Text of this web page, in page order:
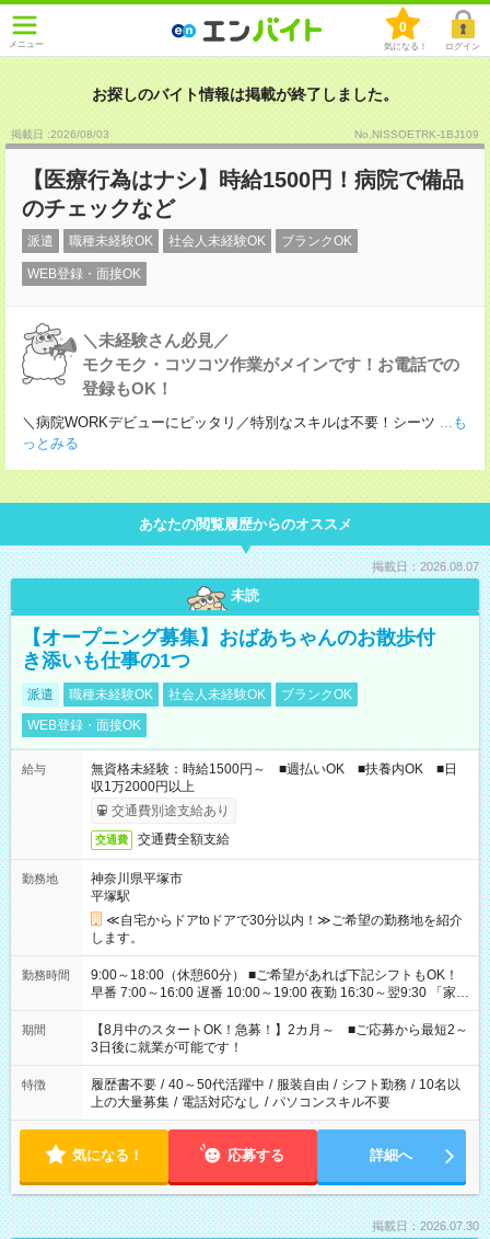
メニュー
0
気になる！ ログイン
お探しのバイト情報は掲載が終了しました。
掲載日 :2026/08/03 No.NISSOETRK-1BJ109
【医療行為はナシ】時給1500円！病院で備品
のチェックなど
派遣 職種未経験OK 社会人未経験OK ブランクOK
WEB登録・面接OK
＼未経験さん必見／
モクモク・コツコツ作業がメインです！お電話での
登録もOK！
＼病院WORKデビューにピッタリ／特別なスキルは不要！シーツ ...も
っとみる
あなたの閲覧履歴からのオススメ
掲載日：2026.08.07
未読
【オープニング募集】おばあちゃんのお散歩付
き添いも仕事の1つ
派遣 職種未経験OK 社会人未経験OK
ブランクOK
WEB登録・面接OK
給与
無資格未経験：時給1500円～ ■週払いOK ■扶養内OK ■日
収1万2000円以上
交通費別途支給あり
交通費 交通費全額支給
勤務地
神奈川県平塚市
平塚駅
≪自宅からドアtoドアで30分以内！≫ご希望の勤務地を紹介
します。
勤務時間
9:00～18:00（休憩60分） ■ご希望があれば下記シフトもOK！
早番 7:00～16:00 遅番 10:00～19:00 夜勤 16:30～翌9:30 「家族
と休みを合わせたい」 「余裕を持って夕飯の準備がしたい」
「できれば残業はしたくない」 など、ご希望を教えてください
ね。 ※Wワーク希望の方へ 今ご覧のお仕事で希望する勤務時間
と、もう1つのお仕事の勤務時間。 合計で週40時間を超える場
合は応募できません。
期間
【8月中のスタートOK！急募！】2カ月～ ■ご応募から最短2～
3日後に就業が可能です！
特徴 履歴書不要 / 40～50代活躍中 / 服装自由 / シフト勤務 / 10名以
上の大量募集 / 電話対応なし / パソコンスキル不要
気になる！ 応募する 詳細へ
掲載日：2026.07.30